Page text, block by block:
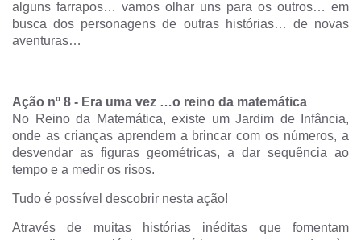
alguns farrapos… vamos olhar uns para os outros… em
busca dos personagens de outras histórias… de novas
aventuras…
Ação nº 8 - Era uma vez …o reino da matemática
No Reino da Matemática, existe um Jardim de Infância,
onde as crianças aprendem a brincar com os números, a
desvendar as figuras geométricas, a dar sequência ao
tempo e a medir os risos.
Tudo é possível descobrir nesta ação!
Através de muitas histórias inéditas que fomentam